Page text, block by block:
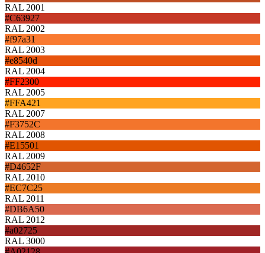
RAL 2001
#C63927
RAL 2002
#f97a31
RAL 2003
#e8540d
RAL 2004
#FF2300
RAL 2005
#FFA421
RAL 2007
#F3752C
RAL 2008
#E15501
RAL 2009
#D4652F
RAL 2010
#EC7C25
RAL 2011
#DB6A50
RAL 2012
#a02725
RAL 3000